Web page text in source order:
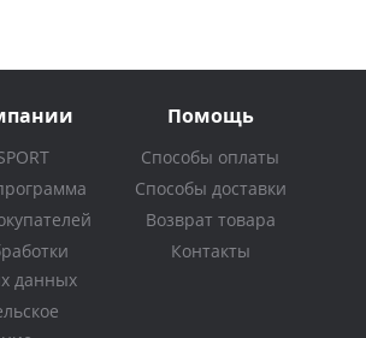
данных
Помощь
Способы оплаты
Способы доставки
Возврат товара
Контакты